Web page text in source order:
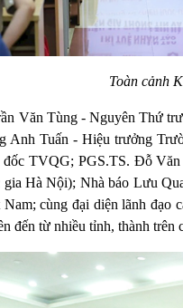
Toàn cảnh
Văn Tùng - Nguyên Thứ
Anh Tuấn - Hiệu trưởng
TVQG; PGS.TS. Đỗ
Hà Nội); Nhà báo Lưu
cùng đại diện lãnh đạo
đến từ nhiều tỉnh, thành trên